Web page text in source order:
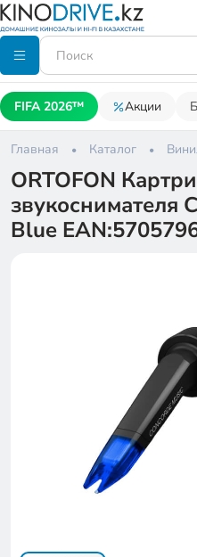
FIFA 2026™ Акции
Главная Каталог
ORTOFON
звукоснимателя
Blue